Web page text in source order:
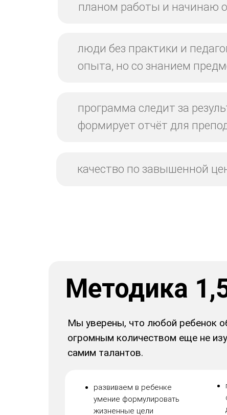
планом работы и начинаю
люди без практики и
опыта, но со знанием
программа следит за
формирует отчёт для
качество по завышенной
развиваем в ребенке
умение формулировать
жизненные цели
Методика
Мы уверены, что любой ребенок
огромным количеством еще не
самим талантов.